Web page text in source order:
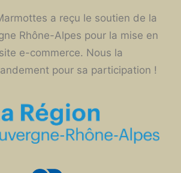
a reçu le soutien de la
Rhône-Alpes pour la mise en
e-commerce. Nous la
pour sa participation !